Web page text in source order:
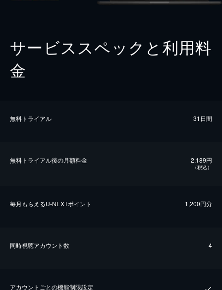
サービススペックと利用料
金
無料トライアル 31日間
無料トライアル後の⽉額料金 2,189円
（税込）
毎⽉もらえるU-NEXTポイント 1,200円分
同時視聴アカウント数 4
アカウントごとの機能制限設定